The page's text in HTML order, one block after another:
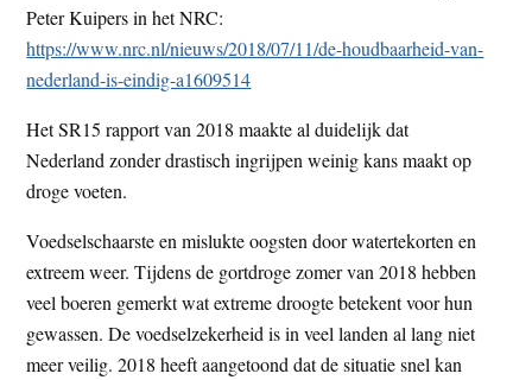
Peter Kuipers in het NRC:
https://www.nrc.nl/nieuws/2018/07/11/de-houdbaarheid-van-
nederland-is-eindig-a1609514
Het SR15 rapport van 2018 maakte al duidelijk dat
Nederland zonder drastisch ingrijpen weinig kans maakt op
droge voeten.
Voedselschaarste en mislukte oogsten door watertekorten en
extreem weer. Tijdens de gortdroge zomer van 2018 hebben
veel boeren gemerkt wat extreme droogte betekent voor hun
gewassen. De voedselzekerheid is in veel landen al lang niet
meer veilig. 2018 heeft aangetoond dat de situatie snel kan